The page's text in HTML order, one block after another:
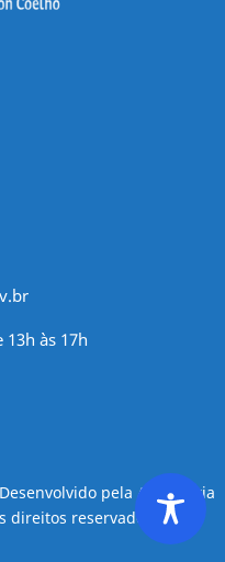
13h às 17h
pela Assessoria
direitos reservados